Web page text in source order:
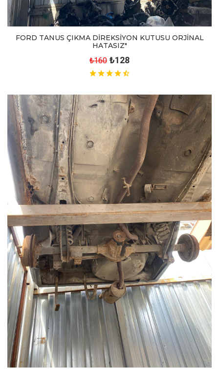
FORD TANUS ÇIKMA DİREKSİYON KUTUSU ORJİNAL
HATASIZ"
₺160 ₺128